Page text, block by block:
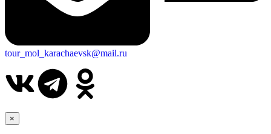
tour_mol_karachaevsk@mail.ru
×